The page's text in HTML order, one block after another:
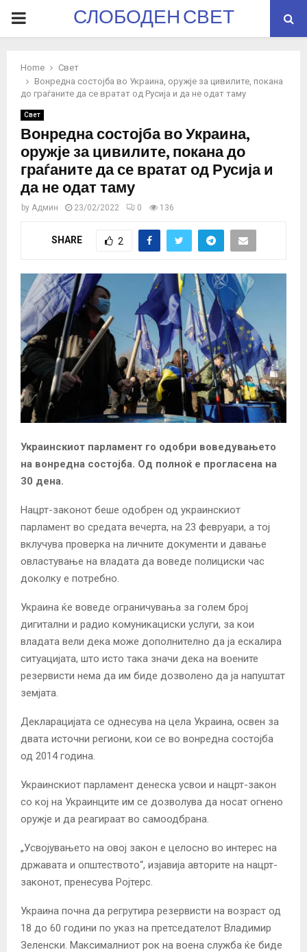
PRIMARYСЛОБОДЕН СВЕТ
Home
Свет
Вонредна состојба во Украина, оружје за цивилите, покана
до граѓаните да се вратат од Русија и да не одат таму
Свет
Вонредна состојба во Украина,
оружје за цивилите, покана до
граѓаните да се вратат од Русија и
да не одат таму
by Админ 23/02/2022 0 136
SHARE 2
Украинскиот парламент го одобри воведувањето
на вонредна состојба. Од полноќ е прогласена на
30 дена.
Нацрт-законот беше одобрен од украинскиот
парламент во средата вечерта, на 23 февруари, а тој
вклучува проверка на личните документи и давање
овластување на владата да воведе полициски час
доколку е потребно.
Украина ќе воведе ограничувања за голем број
дигитални и радио комуникациски услуги, за кои
владата вели дека може дополнително да ја ескалира
ситуацијата, што исто така значи дека на воените
резервисти нема да им биде дозволено да ја напуштат
земјата.
Декларацијата се однесува на цела Украина, освен за
двата источни региони, кои се во вонредна состојба
од 2014 година.
Украинскиот парламент денеска усвои и нацрт-закон
со кој на Украинците им се дозволува да носат огнено
оружје и да реагираат во самоодбрана.
„Усвојувањето на овој закон е целосно во интерес на
државата и општеството“, изјавија авторите на нацрт-
законот, пренесува Ројтерс.
Украина почна да регрутира резервисти на возраст од
18 до 60 години по указ на претседателот Владимир
Зеленски. Максималниот рок на воена служба ќе биде